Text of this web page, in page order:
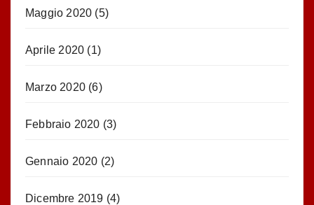
Maggio 2020 (5)
Aprile 2020 (1)
Marzo 2020 (6)
Febbraio 2020 (3)
Gennaio 2020 (2)
Dicembre 2019 (4)